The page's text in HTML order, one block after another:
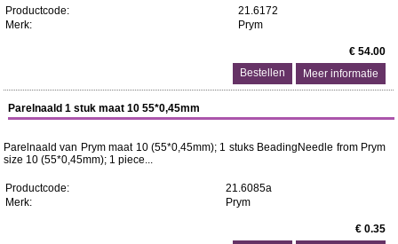
Productcode:
21.6172
Merk:
Prym
€ 54.00
Meer informatie
Parelnaald 1 stuk maat 10 55*0,45mm
Parelnaald van Prym maat 10 (55*0,45mm); 1 stuks BeadingNeedle from Prym
size 10 (55*0,45mm); 1 piece...
Productcode:
21.6085a
Merk:
Prym
€ 0.35